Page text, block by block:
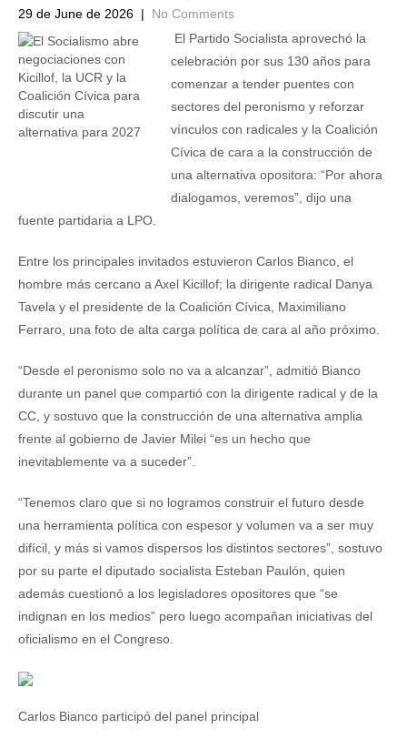
29 de June de 2026 | No Comments
El Partido Socialista aprovechó la
celebración por sus 130 años para
comenzar a tender puentes con
sectores del peronismo y reforzar
vínculos con radicales y la Coalición
Cívica de cara a la construcción de
una alternativa opositora: “Por ahora
dialogamos, veremos”, dijo una
fuente partidaria a LPO.
Entre los principales invitados estuvieron Carlos Bianco, el
hombre más cercano a Axel Kicillof; la dirigente radical Danya
Tavela y el presidente de la Coalición Cívica, Maximiliano
Ferraro, una foto de alta carga política de cara al año próximo.
“Desde el peronismo solo no va a alcanzar”, admitió Bianco
durante un panel que compartió con la dirigente radical y de la
CC, y sostuvo que la construcción de una alternativa amplia
frente al gobierno de Javier Milei “es un hecho que
inevitablemente va a suceder”.
“Tenemos claro que si no logramos construir el futuro desde
una herramienta política con espesor y volumen va a ser muy
difícil, y más si vamos dispersos los distintos sectores”, sostuvo
por su parte el diputado socialista Esteban Paulón, quien
además cuestionó a los legisladores opositores que “se
indignan en los medios” pero luego acompañan iniciativas del
oficialismo en el Congreso.
Carlos Bianco participó del panel principal